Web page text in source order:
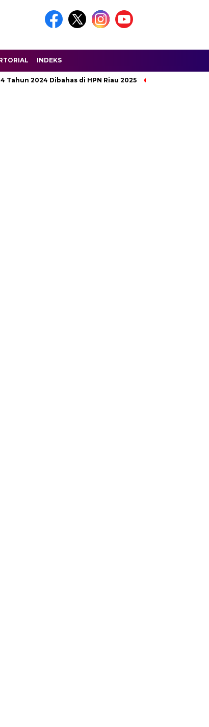
INDEKS
2024 Dibahas di HPN Riau 2025 Jalan Penghubung